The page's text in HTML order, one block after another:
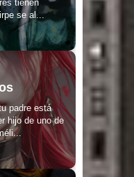
tienen
se al...
padre está
hijo de uno de